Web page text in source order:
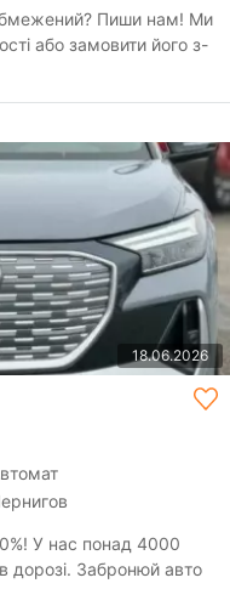
Пиши нам! Ми
або замовити його з-
18.06.2026
У нас понад 4000
дорозі. Забронюй авто